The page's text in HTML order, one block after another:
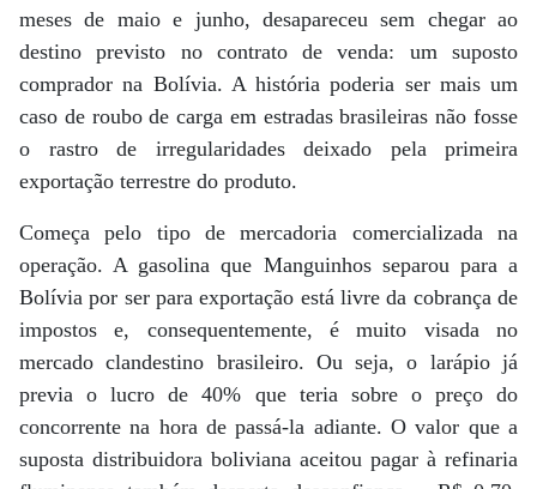
meses de maio e junho, desapareceu sem chegar ao
destino previsto no contrato de venda: um suposto
comprador na Bolívia. A história poderia ser mais um
caso de roubo de carga em estradas brasileiras não fosse
o rastro de irregularidades deixado pela primeira
exportação terrestre do produto.
Começa pelo tipo de mercadoria comercializada na
operação. A gasolina que Manguinhos separou para a
Bolívia por ser para exportação está livre da cobrança de
impostos e, consequentemente, é muito visada no
mercado clandestino brasileiro. Ou seja, o larápio já
previa o lucro de 40% que teria sobre o preço do
concorrente na hora de passá-la adiante. O valor que a
suposta distribuidora boliviana aceitou pagar à refinaria